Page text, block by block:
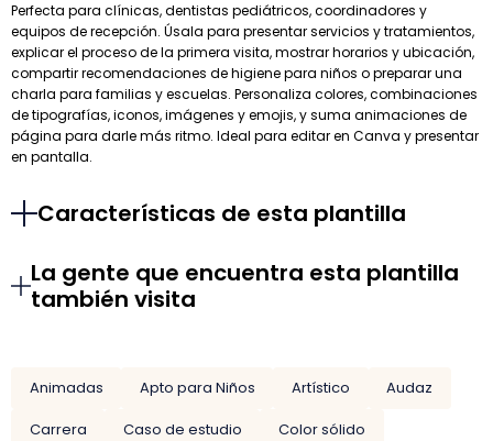
Perfecta para clínicas, dentistas pediátricos, coordinadores y
equipos de recepción. Úsala para presentar servicios y tratamientos,
explicar el proceso de la primera visita, mostrar horarios y ubicación,
compartir recomendaciones de higiene para niños o preparar una
charla para familias y escuelas. Personaliza colores, combinaciones
de tipografías, iconos, imágenes y emojis, y suma animaciones de
página para darle más ritmo. Ideal para editar en Canva y presentar
en pantalla.
Características de esta plantilla
La gente que encuentra esta plantilla
también visita
Animadas Apto para Niños Artístico
Audaz
Carrera
Caso de estudio
Color sólido